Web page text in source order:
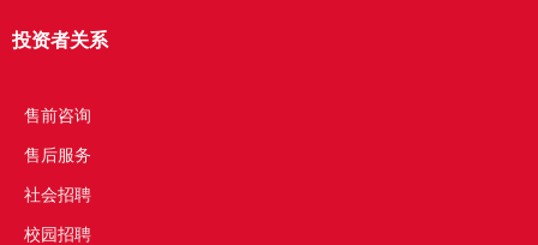
售前咨询
售后服务
社会招聘
校园招聘
投资者关系